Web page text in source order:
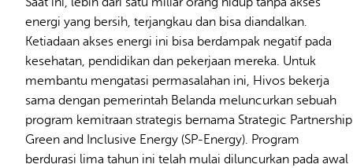
energi yang bersih, terjangkau dan bisa diandalkan.
Ketiadaan akses energi ini bisa berdampak negatif pada
kesehatan, pendidikan dan pekerjaan mereka. Untuk
membantu mengatasi permasalahan ini, Hivos bekerja
sama dengan pemerintah Belanda meluncurkan sebuah
program kemitraan strategis bernama Strategic Partnership
Green and Inclusive Energy (SP-Energy). Program
berdurasi lima tahun ini telah mulai diluncurkan pada awal